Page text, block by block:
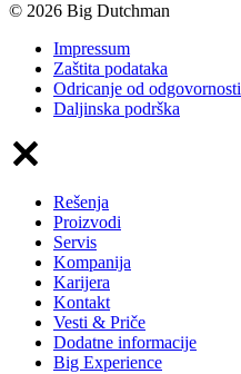
© 2026 Big Dutchman
Impressum
Zaštita podataka
Odricanje od odgovornosti
Daljinska podrška
Rešenja
Proizvodi
Servis
Kompanija
Karijera
Kontakt
Vesti & Priče
Dodatne informacije
Big Experience